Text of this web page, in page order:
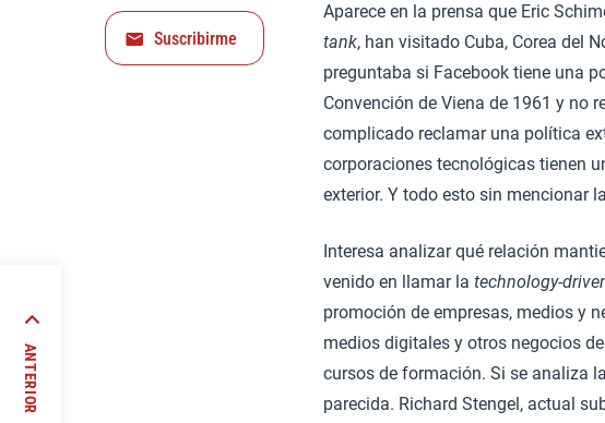
Aparece en la prensa que Eric
tank, han visitado Cuba, Corea del
preguntaba si Facebook tiene una
Convención de Viena de 1961 y no
complicado reclamar una política
corporaciones tecnológicas tienen
exterior. Y todo esto sin mencionar
Interesa analizar qué relación
venido en llamar la technology-
promoción de empresas, medios y
medios digitales y otros negocios
cursos de formación. Si se analiza
parecida. Richard Stengel, actual
Suscribirme
ANTERIOR